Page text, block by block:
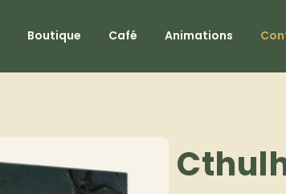
Boutique Café Animations